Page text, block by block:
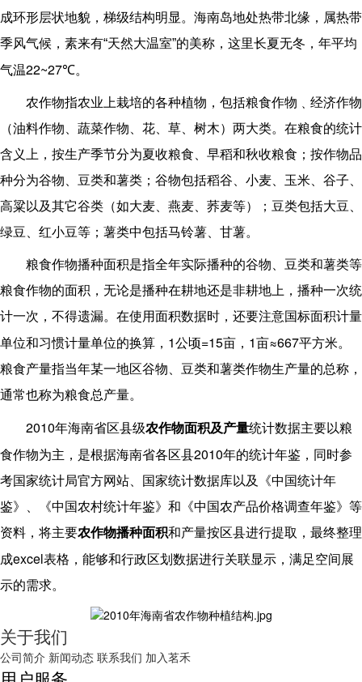
成环形层状地貌，梯级结构明显。海南岛地处热带北缘，属热带
季风气候，素来有“天然大温室”的美称，这里长夏无冬，年平均
气温22~27℃。
农作物指农业上栽培的各种植物，包括粮食作物﹑经济作物
（油料作物、蔬菜作物、花、草、树木）两大类。在粮食的统计
含义上，按生产季节分为夏收粮食、早稻和秋收粮食；按作物品
种分为谷物、豆类和薯类；谷物包括稻谷、小麦、玉米、谷子、
高粱以及其它谷类（如大麦、燕麦、荞麦等）；豆类包括大豆、
绿豆、红小豆等；薯类中包括马铃薯、甘薯。
粮食作物播种面积是指全年实际播种的谷物、豆类和薯类等
粮食作物的面积，无论是播种在耕地还是非耕地上，播种一次统
计一次，不得遗漏。在使用面积数据时，还要注意国标面积计量
单位和习惯计量单位的换算， 1公顷=15亩， 1亩≈667平方米。
粮食产量指当年某一地区谷物、豆类和薯类作物生产量的总称，
通常也称为粮食总产量。
2010年海南省区县级农作物面积及产量统计数据主要以粮
食作物为主，是根据海南省各区县2010年的统计年鉴，同时参
考国家统计局官方网站、国家统计数据库以及《中国统计年
鉴》、《中国农村统计年鉴》和《中国农产品价格调查年鉴》等
资料，将主要农作物播种面积和产量按区县进行提取，最终整理
成excel表格，能够和行政区划数据进行关联显示，满足空间展
示的需求。
关于我们
公司简介 新闻动态 联系我们 加入茗禾